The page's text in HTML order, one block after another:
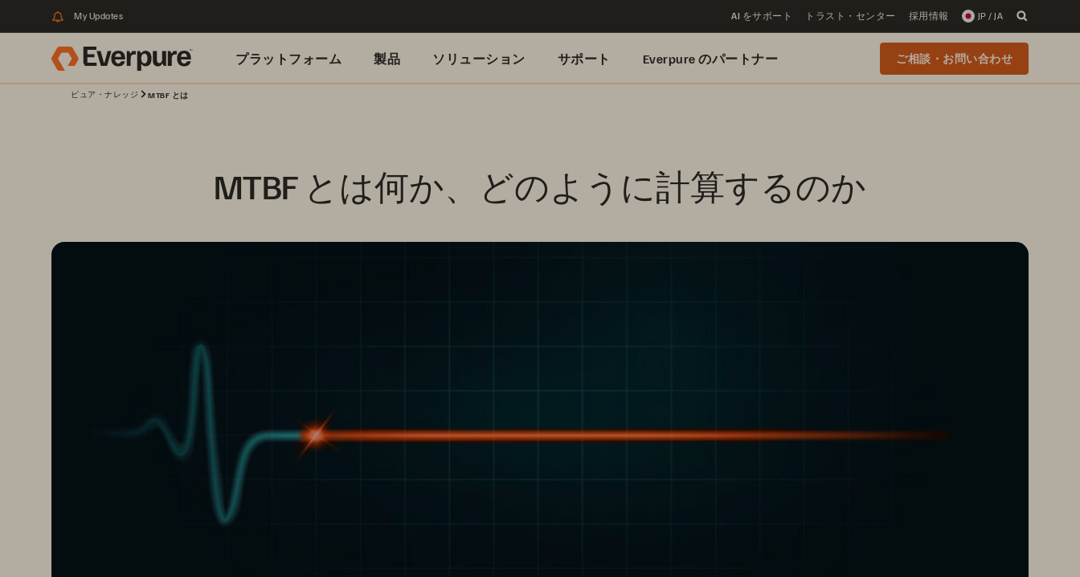
My Updates AI をサポート トラスト・センター 採用情報 JP / JA
プラットフォーム 製品 ソリューション サポート Everpure のパートナー ご相談・お問い合わせ
ピュア・ナレッジ MTBF とは
MTBF とは何か、どのように計算するのか